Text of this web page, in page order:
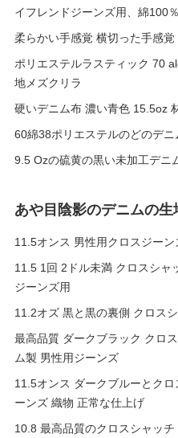
イフレンドジーンズ用、綿100
柔らかい手感覚 横切った手感覚
ポリエステルラスティック 70
地メズクリラ
硬いデニム布 濃い青色 15.5oz
60綿38ポリエステルのどのデ
9.5 Ozの硫黄の黒い未加工デニ
あや目陰影のデニムの生
11.5オンス 男性用クロスジーン
11.5 1回 2ドル未満 クロスシャ
ジーンズ用
11.2オズ 黒と黒の裏側 クロス
最高品質 ダークブラック クロ
ム製 男性用ジーンズ
11.5オンス ダークブルーとク
ーンズ 織物 正常な仕上げ
10.8 最高品質のクロスシャッ